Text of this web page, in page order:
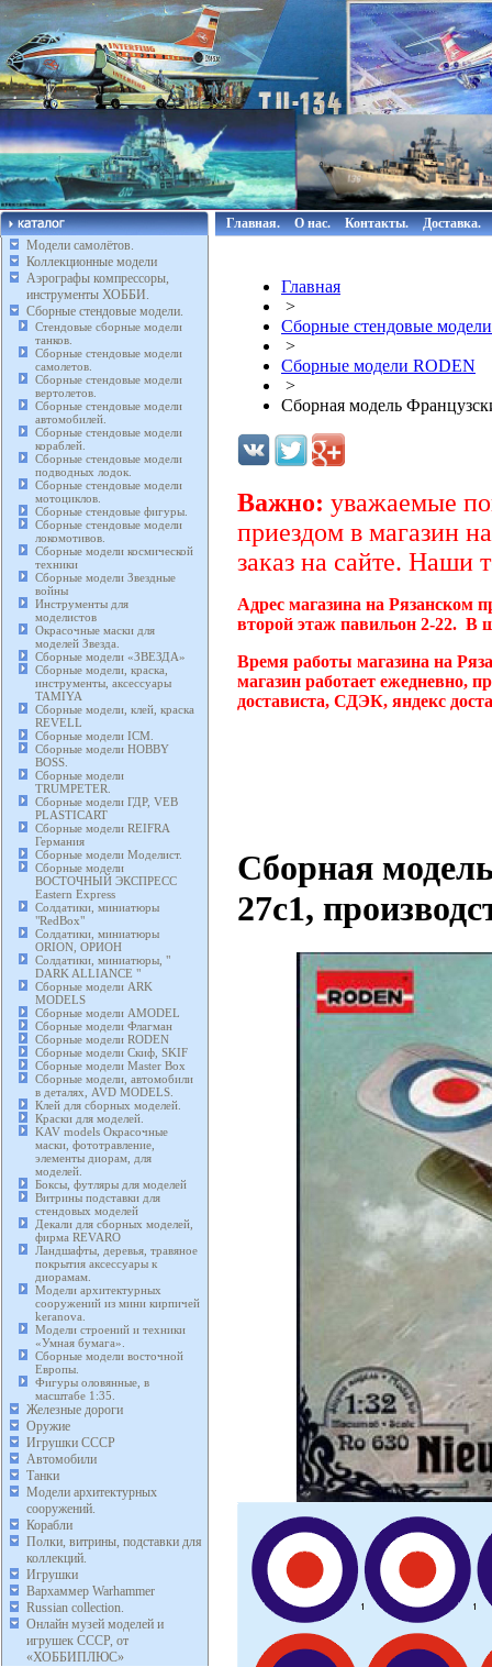
Модели самолётов.
Коллекционные модели
Аэрографы компрессоры,
инструменты ХОББИ.
Сборные стендовые модели.
Стендовые сборные модели
танков.
Сборные стендовые модели
самолетов.
Сборные стендовые модели
вертолетов.
Сборные стендовые модели
автомобилей.
Сборные стендовые модели
кораблей.
Сборные стендовые модели
подводных лодок.
Сборные стендовые модели
мотоциклов.
Сборные стендовые фигуры.
Сборные стендовые модели
локомотивов.
Сборные модели космической
техники
Сборные модели Звездные
войны
Инструменты для
моделистов
Окрасочные маски для
моделей Звезда.
Сборные модели «ЗВЕЗДА»
Сборные модели, краска,
инструменты, аксессуары
TAMIYA
Сборные модели, клей, краска
REVELL
Сборные модели ICM.
Сборные модели HOBBY
BOSS.
Сборные модели
TRUMPETER.
Сборные модели ГДР, VEB
PLASTICART
Сборные модели REIFRA
Германия
Сборные модели Моделист.
Сборные модели
ВОСТОЧНЫЙ ЭКСПРЕСС
Eastern Express
Солдатики, миниатюры
"RedBox"
Солдатики, миниатюры
ORION, ОРИОН
Солдатики, миниатюры, "
DARK ALLIANCE "
Сборные модели ARK
MODELS
Сборные модели AMODEL
Сборные модели Флагман
Сборные модели RODEN
Сборные модели Скиф, SKIF
Сборные модели Master Box
Сборные модели, автомобили
в деталях, AVD MODELS.
Клей для сборных моделей.
Краски для моделей.
KAV models Окрасочные
маски, фототравление,
элементы диорам, для
моделей.
Боксы, футляры для моделей
Витрины подставки для
стендовых моделей
Декали для сборных моделей,
фирма REVARO
Ландшафты, деревья, травяное
покрытия аксессуары к
диорамам.
Модели архитектурных
сооружений из мини кирпичей
keranova.
Модели строений и техники
«Умная бумага».
Сборные модели восточной
Европы.
Фигуры оловянные, в
масштабе 1:35.
Железные дороги
Оружие
Игрушки СССР
Автомобили
Танки
Модели архитектурных
сооружений.
Корабли
Полки, витрины, подставки для
коллекций.
Игрушки
Вархаммер Warhammer
Russian collection.
Онлайн музей моделей и
игрушек СССР, от
«ХОББИПЛЮС»
Главная. О нас. Контакты. Доставка.
Главная
>
Сборные стендовые
>
Сборные модели RODEN
>
Сборная модель
Важно: уважаемые
приездом в магазин
заказ на сайте. Наши
Адрес магазина на Рязанском
второй этаж павильон 2-22. В
Время работы магазина на
магазин работает ежедневно,
достависта, СДЭК, яндекс
Сборная
27c1,